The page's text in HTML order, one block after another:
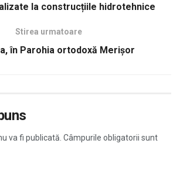
la construcțiile hidrotehnice
Stirea urmatoare
în Parohia ortodoxă Merișor
va fi publicată. Câmpurile obligatorii sunt